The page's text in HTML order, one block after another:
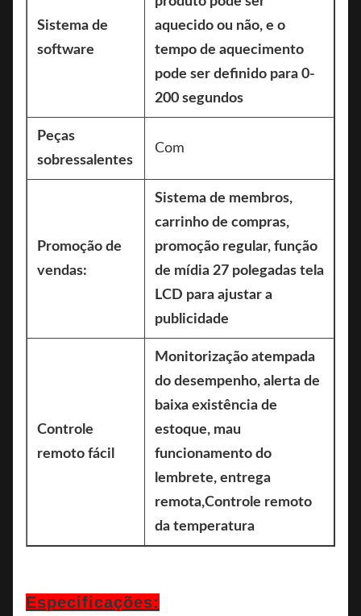
Sistema de
software
aquecido ou não, e o
tempo de aquecimento
pode ser definido para 0-
200 segundos
Peças
sobressalentes
Com
Promoção de
vendas:
Sistema de membros,
carrinho de compras,
promoção regular, função
de mídia 27 polegadas tela
LCD para ajustar a
publicidade
Controle
remoto fácil
Monitorização atempada
do desempenho, alerta de
baixa existência de
estoque, mau
funcionamento do
lembrete, entrega
remota,Controle remoto
da temperatura
Especificações: